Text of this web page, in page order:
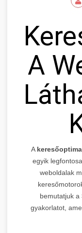
A
A
egyik
weboldalak
bemutatjuk a
gyakorlatot,